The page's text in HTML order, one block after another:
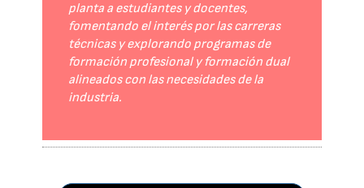
planta a estudiantes y docentes,
fomentando el interés por las carreras
técnicas y explorando programas de
formación profesional y formación dual
alineados con las necesidades de la
industria.